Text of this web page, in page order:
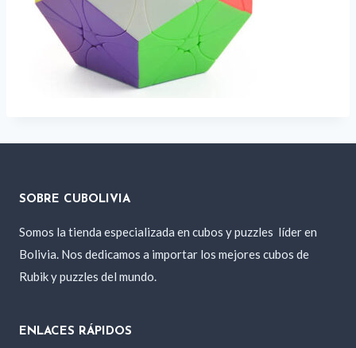
SOBRE CUBOLIVIA
Somos la tienda especializada en cubos y puzzles líder en
Bolivia. Nos dedicamos a importar los mejores cubos de
Rubik y puzzles del mundo.
ENLACES RÁPIDOS